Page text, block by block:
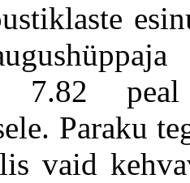
7.82
Paraku
vaid